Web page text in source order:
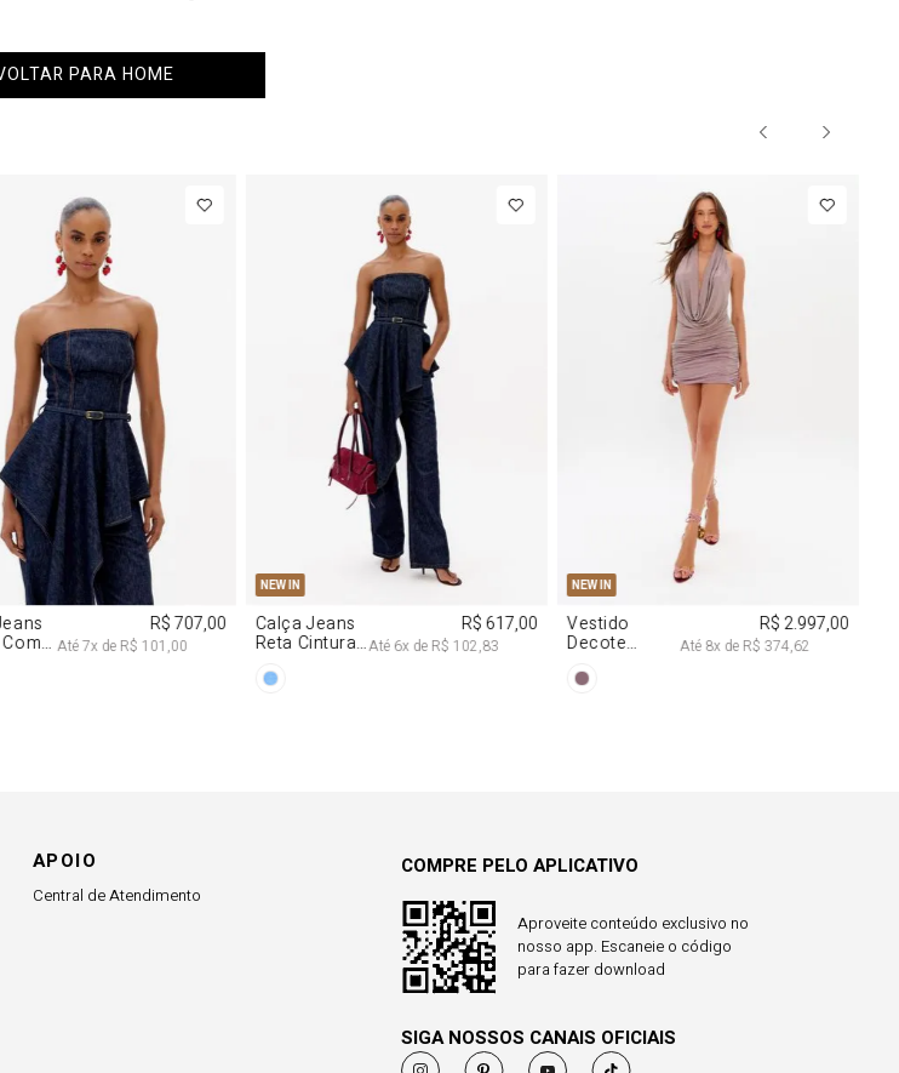
PARA HOME
R$ 863,00
Até8x deR$ 107,87
NEW IN
Blazer Slim
Com Linho
R$ 1.297,00
Até8x deR$ 162,12
NEW IN
Calça Reta
Com Linho
R$ 863,00
Até 8x deR$ 107,87
APOIO
Central de Atendimento
COMPRE PELO APLICATIVO
Aproveite conteúdo exclusivo no
nosso app. Escaneie o código
para fazer download
SIGA NOSSOS CANAIS OFICIAIS